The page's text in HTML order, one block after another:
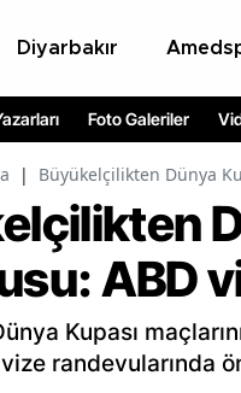
Diyarbakır
Foto Galeriler
| Büyükelçilikten Dünya
ABD
Kupası
randevularında